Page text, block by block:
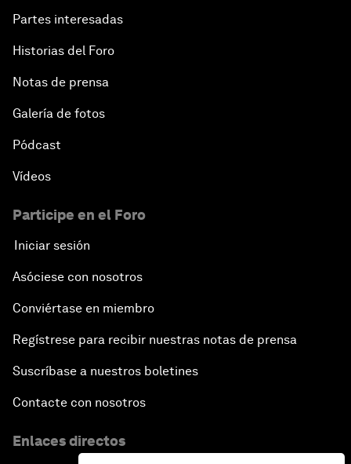
Partes interesadas
Historias del Foro
Notas de prensa
Galería de fotos
Pódcast
Vídeos
Participe en el Foro
Iniciar sesión
Asóciese con nosotros
Conviértase en miembro
Regístrese para recibir nuestras notas de prensa
Suscríbase a nuestros boletines
Contacte con nosotros
Enlaces directos